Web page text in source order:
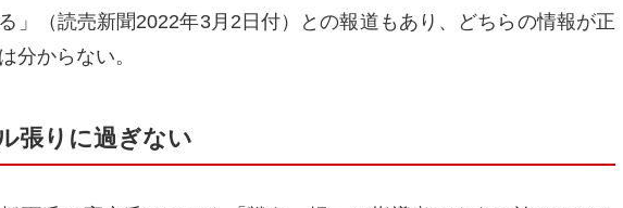
」（読売新聞2022年3月2日付）との報道もあり、どちらの情報が正
分からない。
張りに過ぎない